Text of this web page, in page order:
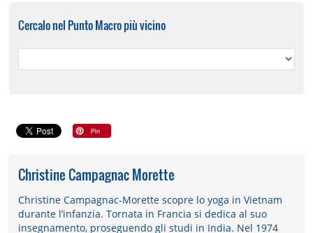
Cercalo nel Punto Macro più vicino
Christine Campagnac Morette
Christine Campagnac-Morette scopre lo yoga in Vietnam
durante l’infanzia. Tornata in Francia si dedica al suo
insegnamento, proseguendo gli studi in India. Nel 1974